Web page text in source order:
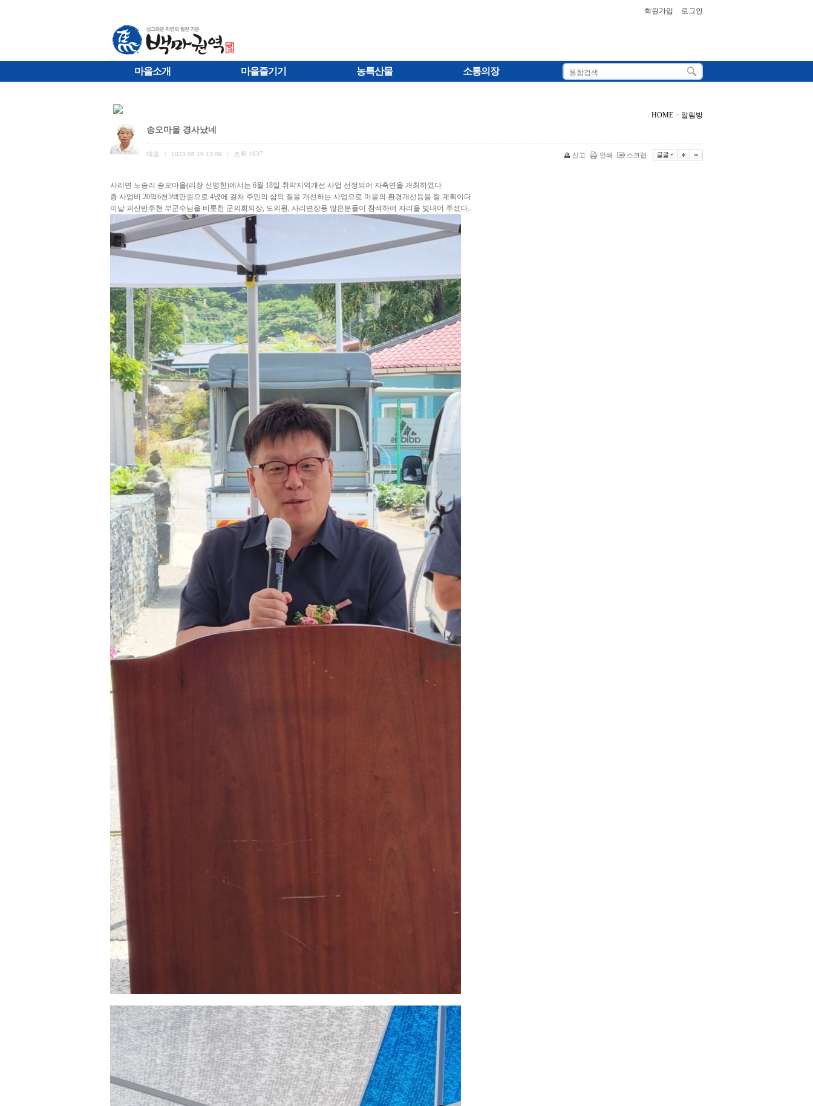
회원가입 로그인
마을소개 마을즐기기 농특산물 소통의장
HOME > 알림방
송오마을 경사났네
매송 2023.06.19 13:09 조회 1837 신고 인쇄 스크랩
사리면 노송리 송오마을(리장 신영한)에서는 6월 18일 취약지역개선 사업 선정되어 자축연을 개최하였다
총 사업비 20억6천5백만원으로 4녅에 걸처 주민의 삶의 질을 개선하는 사업으로 마을의 환경개선등을 할 계획이다
이날 괴산반주현 부군수님을 비롯한 군의회의장, 도의원, 사리면장등 많은분들이 참석하여 자리을 빛내어 주셨다.